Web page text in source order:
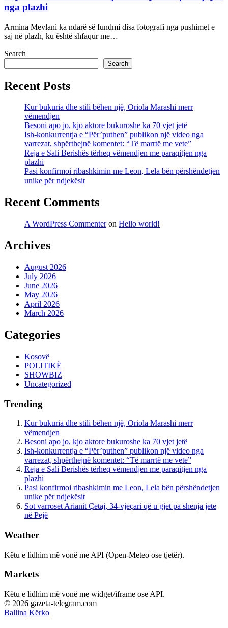
nga plazhi
Armina Mevlani ka ndarë së fundmi disa fotografi nga pushimet e
saj në plazh, ku është shfaqur me…
Search
Search
Recent Posts
Kur bukuria dhe stili bëhen një, Oriola Marashi merr
vëmendjen
Besoni apo jo, kjo aktore bukuroshe ka 70 vjet jetë
Ish-konkurrentja e “Për’puthen” publikon një video nga
varrezat, shpërthejnë komentet: “Të marrtë me vete”
Reja e Sali Berishës tërheq vëmendjen me paraqitjen nga
plazhi
Pasi konfirmoi ribashkimin me Leon, Lela bën përshëndetjen
unike për ndjekësit
Recent Comments
A WordPress Commenteron Hello world!
Archives
August 2026
July 2026
June 2026
May 2026
April 2026
March 2026
Categories
Kosovë
POLITIKË
SHOWBIZ
Uncategorized
Trending
Kur bukuria dhe stili bëhen një, Oriola Marashi merr
vëmendjen
Besoni apo jo, kjo aktore bukuroshe ka 70 vjet jetë
Ish-konkurrentja e “Për’puthen” publikon një video nga
varrezat, shpërthejnë komentet: “Të marrtë me vete”
Reja e Sali Berishës tërheq vëmendjen me paraqitjen nga
plazhi
Pasi konfirmoi ribashkimin me Leon, Lela bën përshëndetjen
unike për ndjekësit
Sot varroset Arianit Çetaj, 34-vjeçari që u gjet pa shenja jete
në Pejë
Weather
Këtu e lidhim më vonë me API (Open-Meteo ose tjetër).
Markets
Këtu e lidhim më vonë me widget/iframe ose API.
© 2026 gazeta-telegram.com
Ballina Kërko